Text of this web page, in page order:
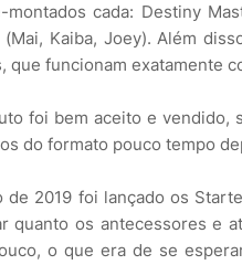
montados cada: Destiny
(Mai, Kaiba, Joey). Além
que funcionam exatamente
foi bem aceito e vendido,
do formato pouco tempo
de 2019 foi lançado os
quanto os antecessores e
o que era de se